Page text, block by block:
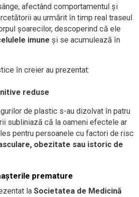
afectând comportamentul și
au urmărit în timp real traseul
șoarecilor, descoperind că ele
imune și se acumulează în
în creier au prezentat:
reduse
de plastic s-au dizolvat în patru
subliniază că la oameni efectele ar
pentru persoanele cu factori de risc
obezitate sau istoric de
premature
la Societatea de Medicină